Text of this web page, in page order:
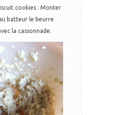
cookies : Monter
batteur le beurre
la cassonnade.